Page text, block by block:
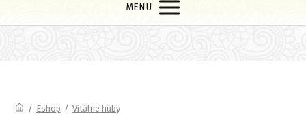
MENU
/ Eshop / Vitálne huby